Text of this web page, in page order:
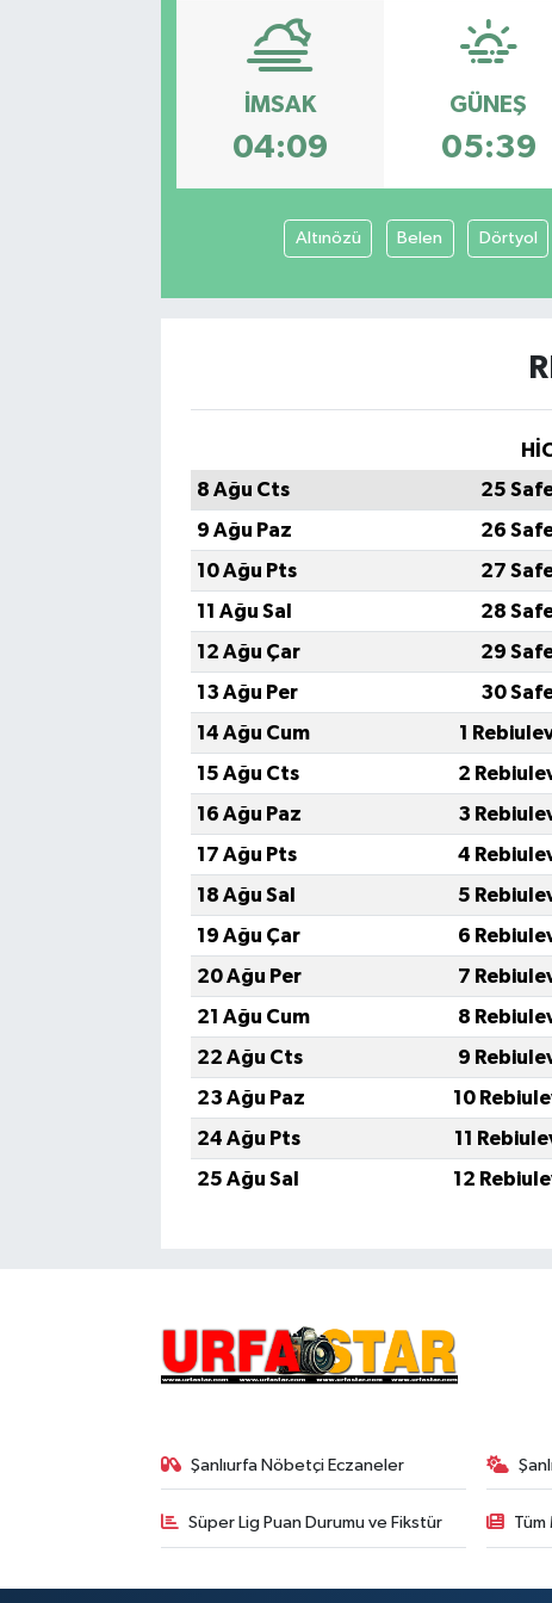
İMSAK
04:09
GÜNEŞ
05:39
Altınözü Belen Dörtyol
8 Ağu Cts
25
9 Ağu Paz
26
10 Ağu Pts
27
11 Ağu Sal
28
12 Ağu Çar
29
13 Ağu Per
30
14 Ağu Cum
1
15 Ağu Cts
2
16 Ağu Paz
3
17 Ağu Pts
4
18 Ağu Sal
5
19 Ağu Çar
6
20 Ağu Per
7
21 Ağu Cum
8
22 Ağu Cts
9
23 Ağu Paz
10
24 Ağu Pts
11
25 Ağu Sal
12
Şanlıurfa Nöbetçi Eczaneler
Süper Lig Puan Durumu ve Fikstür